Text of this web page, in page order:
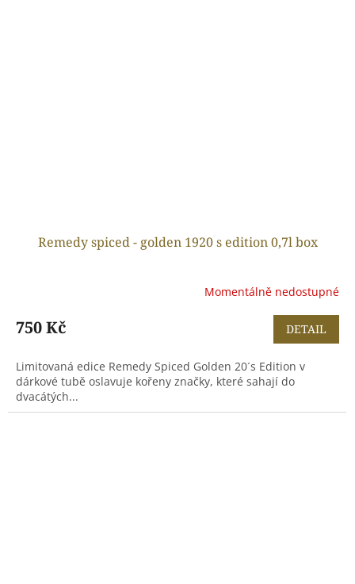
Remedy spiced - golden 1920 s edition 0,7l box
Momentálně nedostupné
750 Kč DETAIL
Limitovaná edice Remedy Spiced Golden 20´s Edition v
dárkové tubě oslavuje kořeny značky, které sahají do
dvacátých...